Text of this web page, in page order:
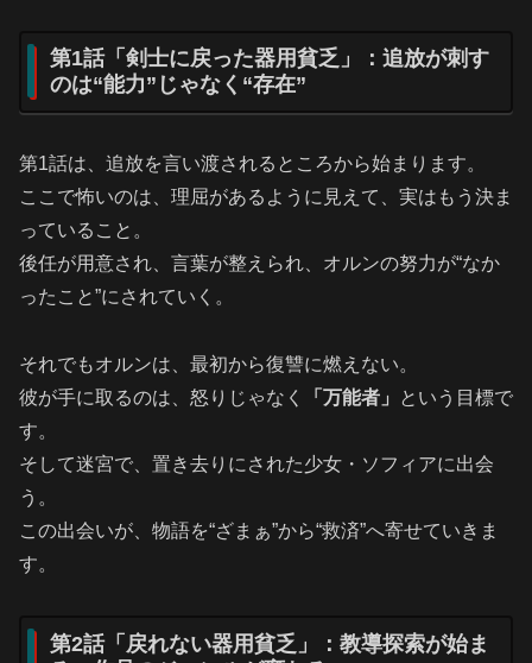
第1話「剣士に戻った器用貧乏」：追放が刺す
のは“能力”じゃなく“存在”
第1話は、追放を言い渡されるところから始まります。
ここで怖いのは、理屈があるように見えて、実はもう決ま
っていること。
後任が用意され、言葉が整えられ、オルンの努力が“なか
ったこと”にされていく。
それでもオルンは、最初から復讐に燃えない。
彼が手に取るのは、怒りじゃなく
「万能者」
という目標で
す。
そして迷宮で、置き去りにされた少女・ソフィアに出会
う。
この出会いが、物語を“ざまぁ”から“救済”へ寄せていきま
す。
第2話「戻れない器用貧乏」：教導探索が始ま